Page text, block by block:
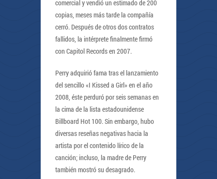
comercial y vendió un estimado de 200
copias, meses más tarde la compañía
cerró. Después de otros dos contratos
fallidos, la intérprete finalmente firmó
con Capitol Records en 2007.
Perry adquirió fama tras el lanzamiento
del sencillo «I Kissed a Girl» en el año
2008, éste perduró por seis semanas en
la cima de la lista estadounidense
Billboard Hot 100. Sin embargo, hubo
diversas reseñas negativas hacia la
artista por el contenido lírico de la
canción; incluso, la madre de Perry
también mostró su desagrado.